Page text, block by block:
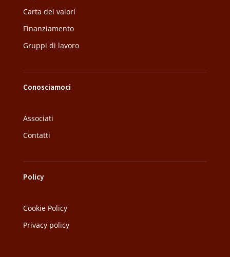
Carta dei valori
Finanziamento
Gruppi di lavoro
Conosciamoci
Associati
Contatti
Policy
Cookie Policy
Privacy policy